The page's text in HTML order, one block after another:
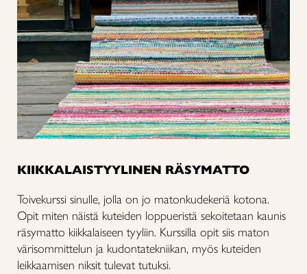
KIIKKALAISTYYLINEN RÄSYMATTO
Toivekurssi sinulle, jolla on jo matonkudekeriä kotona.
Opit miten näistä kuteiden loppueristä sekoitetaan kaunis
räsymatto kiikkalaiseen tyyliin. Kurssilla opit siis maton
värisommittelun ja kudontatekniikan, myös kuteiden
leikkaamisen niksit tulevat tutuksi.